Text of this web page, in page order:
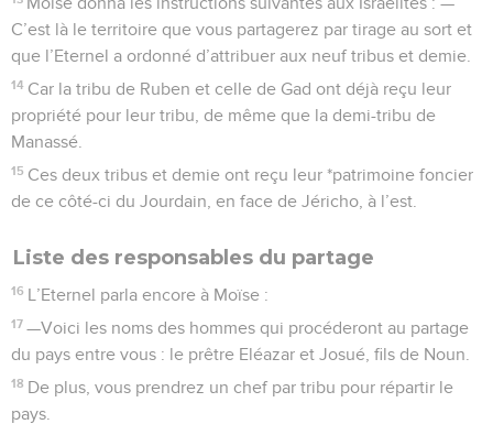
C’est là le territoire que vous partagerez par tirage au sort et
que l’Eternel a ordonné d’attribuer aux neuf tribus et demie.
14 Car la tribu de Ruben et celle de Gad ont déjà reçu leur
propriété pour leur tribu, de même que la demi-tribu de
Manassé.
15 Ces deux tribus et demie ont reçu leur *patrimoine foncier
de ce côté-ci du Jourdain, en face de Jéricho, à l’est.
Liste des responsables du partage
16 L’Eternel parla encore à Moïse :
17 —Voici les noms des hommes qui procéderont au partage
du pays entre vous : le prêtre Eléazar et Josué, fils de Noun.
18 De plus, vous prendrez un chef par tribu pour répartir le
pays.